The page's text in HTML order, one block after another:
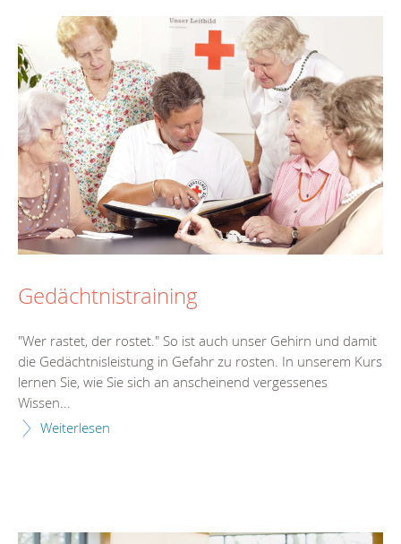
Gedächtnistraining
"Wer rastet, der rostet." So ist auch unser Gehirn und damit
die Gedächtnisleistung in Gefahr zu rosten. In unserem Kurs
lernen Sie, wie Sie sich an anscheinend vergessenes
Wissen...
Weiterlesen